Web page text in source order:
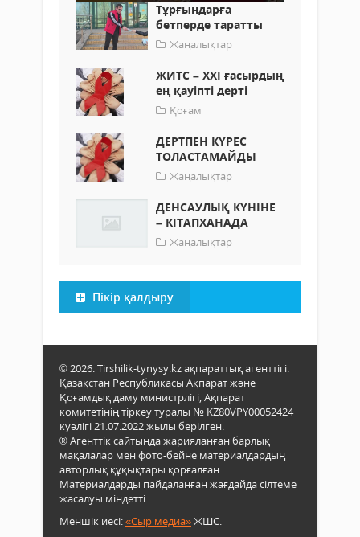
Тұрғындарға
бетперде таратты
Жаңалықтар
ЖИТС – ХХІ ғасырдың
ең қауіпті дерті
Қоғам
ДЕРТПЕН КҮРЕС
ТОЛАСТАМАЙДЫ
Жаңалықтар
ДЕНСАУЛЫҚ КҮНІНЕ
– КІТАПХАНАДА
Жаңалықтар
Пікір қалдыру
© 2026. Tirshilik-tynysy.kz ақпараттық агенттігі.
Қазақстан Республикасы Ақпарат және
Қоғамдық даму министрлігі, Ақпарат
комитетінің тіркеу туралы № KZ80VPY00052424
куәлігі 21.07.2022 жылы берілген.
® Агенттік сайтында жарияланған барлық
мақалалар мен фото-бейне материалдардың
авторлық құқықтары қорғалған.
Материалдарды пайдаланған жағдайда сілтеме
жасалуы міндетті.
Меншік иесі:«Сыр медиа»ЖШС.